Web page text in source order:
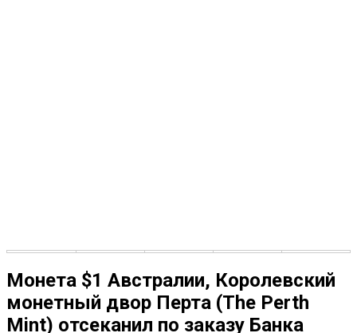
Монета $1 Австралии, Королевский
монетный двор Перта (The Perth
Mint) отсеканил по заказу Банка